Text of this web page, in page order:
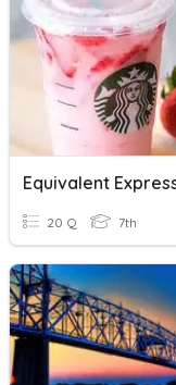
20 Q 7th